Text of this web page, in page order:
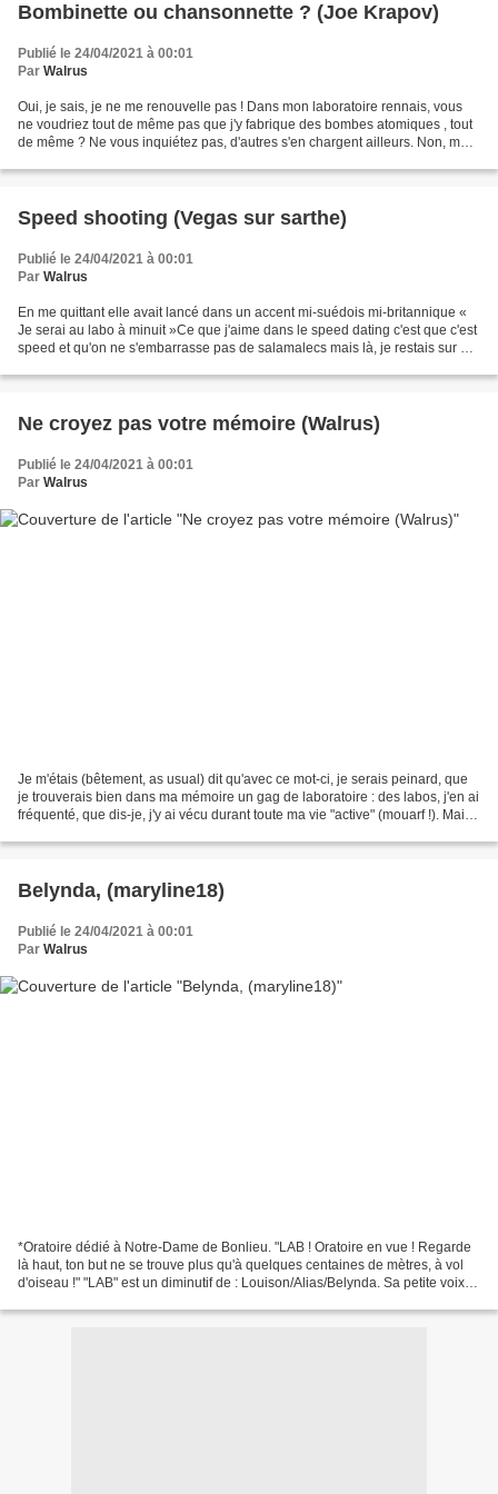
Bombinette ou chansonnette ? (Joe Krapov)
Publié le 24/04/2021 à 00:01
Par Walrus
Oui, je sais, je ne me renouvelle pas ! Dans mon laboratoire rennais, vous
ne voudriez tout de même pas que j'y fabrique des bombes atomiques , tout
de même ? Ne vous inquiétez pas, d'autres s'en chargent ailleurs. Non, moi,
Speed shooting (Vegas sur sarthe)
Publié le 24/04/2021 à 00:01
Par Walrus
En me quittant elle avait lancé dans un accent mi-suédois mi-britannique «
Je serai au labo à minuit »Ce que j'aime dans le speed dating c'est que c'est
speed et qu'on ne s'embarrasse pas de salamalecs mais là, je restais sur ma
Ne croyez pas votre mémoire (Walrus)
Publié le 24/04/2021 à 00:01
Par Walrus
Je m'étais (bêtement, as usual) dit qu'avec ce mot-ci, je serais peinard, que
je trouverais bien dans ma mémoire un gag de laboratoire : des labos, j'en ai
fréquenté, que dis-je, j'y ai vécu durant toute ma vie "active" (mouarf !). Mais
Belynda, (maryline18)
Publié le 24/04/2021 à 00:01
Par Walrus
*Oratoire dédié à Notre-Dame de Bonlieu. "LAB ! Oratoire en vue ! Regarde
là haut, ton but ne se trouve plus qu'à quelques centaines de mètres, à vol
d'oiseau !" "LAB" est un diminutif de : Louison/Alias/Belynda. Sa petite voix